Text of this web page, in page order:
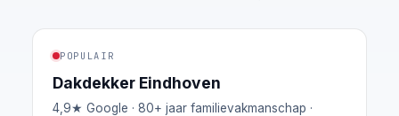
POPULAIR
Dakdekker Eindhoven
4,9★ Google · 80+ jaar familievakmanschap ·